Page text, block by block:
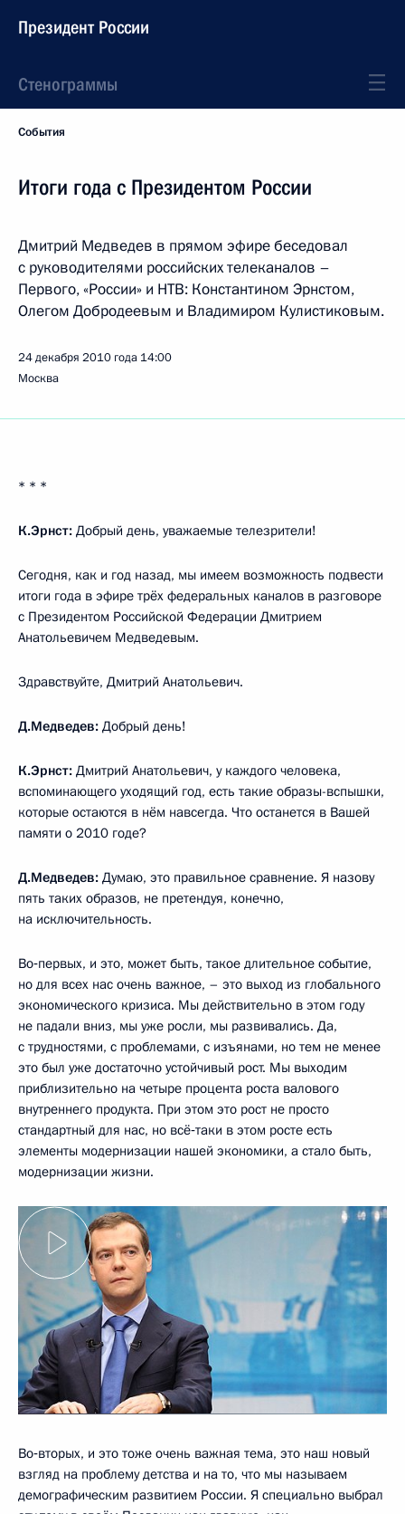
Президент России
Стенограммы
События
Итоги года с Президентом России
Дмитрий Медведев в прямом эфире беседовал
с руководителями российских телеканалов –
Первого, «России» и НТВ: Константином Эрнстом,
Олегом Добродеевым и Владимиром Кулистиковым.
24 декабря 2010 года 14:00
Москва
* * *
К.Эрнст: Добрый день, уважаемые телезрители!
Сегодня, как и год назад, мы имеем возможность подвести
итоги года в эфире трёх федеральных каналов в разговоре
с Президентом Российской Федерации Дмитрием
Анатольевичем Медведевым.
Здравствуйте, Дмитрий Анатольевич.
Д.Медведев: Добрый день!
К.Эрнст: Дмитрий Анатольевич, у каждого человека,
вспоминающего уходящий год, есть такие образы-вспышки,
которые остаются в нём навсегда. Что останется в Вашей
памяти о 2010 годе?
Д.Медведев: Думаю, это правильное сравнение. Я назову
пять таких образов, не претендуя, конечно,
на исключительность.
Во‑первых, и это, может быть, такое длительное событие,
но для всех нас очень важное, – это выход из глобального
экономического кризиса. Мы действительно в этом году
не падали вниз, мы уже росли, мы развивались. Да,
с трудностями, с проблемами, с изъянами, но тем не менее
это был уже достаточно устойчивый рост. Мы выходим
приблизительно на четыре процента роста валового
внутреннего продукта. При этом это рост не просто
стандартный для нас, но всё‑таки в этом росте есть
элементы модернизации нашей экономики, а стало быть,
модернизации жизни.
Во‑вторых, и это тоже очень важная тема, это наш новый
взгляд на проблему детства и на то, что мы называем
демографическим развитием России. Я специально выбрал